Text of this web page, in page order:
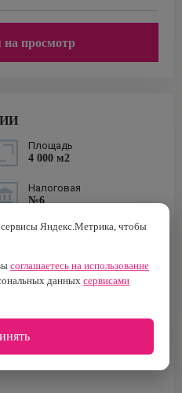
на просмотр
Площадь
4 000 м2
Налоговая
№6
Тип парковки
Яндекс.Метрика, чтобы
соглашаетесь на использование
данныхсервисами